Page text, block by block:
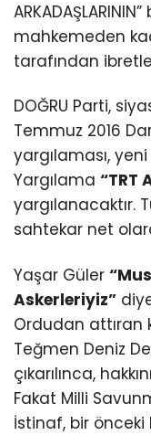
mahkemeden
tarafından
DOĞRU Parti,
Temmuz 2016
yargılaması,
Yargılama “TRT
yargılanacaktır.
sahtekar net
Yaşar Güler
Askerleriyiz”
Ordudan attıran
Teğmen Deniz
çıkarılınca,
Fakat Milli
İstinaf, bir önceki